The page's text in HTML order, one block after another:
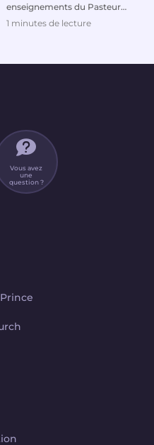
enseignements du Pasteur
Prince. Ils me font
1 minutes de lecture
Vous avez
une
question ?